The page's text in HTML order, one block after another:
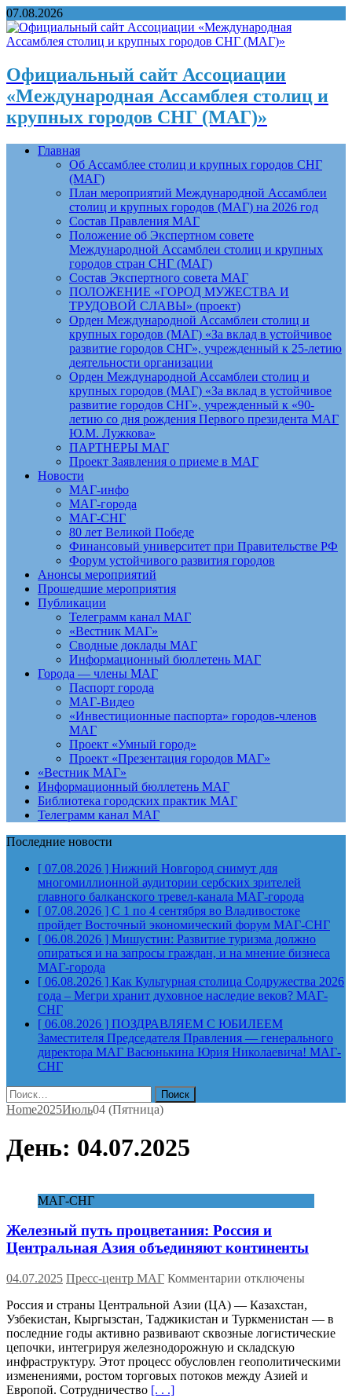
07.08.2026
Официальный сайт Ассоциации
«Международная Ассамблея столиц и
крупных городов СНГ (МАГ)»
Главная
Об Ассамблее столиц и крупных городов СНГ
(МАГ)
План мероприятий Международной Ассамблеи
столиц и крупных городов (МАГ) на 2026 год
Состав Правления МАГ
Положение об Экспертном совете
Международной Ассамблеи столиц и крупных
городов стран СНГ (МАГ)
Состав Экспертного совета МАГ
ПОЛОЖЕНИЕ «ГОРОД МУЖЕСТВА И
ТРУДОВОЙ СЛАВЫ» (проект)
Орден Международной Ассамблеи столиц и
крупных городов (МАГ) «За вклад в устойчивое
развитие городов СНГ», учрежденный к 25-летию
деятельности организации
Орден Международной Ассамблеи столиц и
крупных городов (МАГ) «За вклад в устойчивое
развитие городов СНГ», учрежденный к «90-
летию со дня рождения Первого президента МАГ
Ю.М. Лужкова»
ПАРТНЕРЫ МАГ
Проект Заявления о приеме в МАГ
Новости
МАГ-инфо
МАГ-города
МАГ-СНГ
80 лет Великой Победе
Финансовый университет при Правительстве РФ
Форум устойчивого развития городов
Анонсы мероприятий
Прошедшие мероприятия
Публикации
Телеграмм канал МАГ
«Вестник МАГ»
Сводные доклады МАГ
Информационный бюллетень МАГ
Города — члены МАГ
Паспорт города
МАГ-Видео
«Инвестиционные паспорта» городов-членов
МАГ
Проект «Умный город»
Проект «Презентация городов МАГ»
«Вестник МАГ»
Информационный бюллетень МАГ
Библиотека городских практик МАГ
Телеграмм канал МАГ
Последние новости
[ 07.08.2026 ] Нижний Новгород снимут для
многомиллионной аудитории сербских зрителей
главного балканского тревел-канала МАГ-города
[ 07.08.2026 ] С 1 по 4 сентября во Владивостоке
пройдет Восточный экономический форум МАГ-СНГ
[ 06.08.2026 ] Мишустин: Развитие туризма должно
опираться и на запросы граждан, и на мнение бизнеса
МАГ-города
[ 06.08.2026 ] Как Культурная столица Содружества 2026
года – Мегри хранит духовное наследие веков? МАГ-
СНГ
[ 06.08.2026 ] ПОЗДРАВЛЯЕМ С ЮБИЛЕЕМ
Заместителя Председателя Правления — генерального
директора МАГ Васюнькина Юрия Николаевича! МАГ-
СНГ
Найти:
Home2025Июль04 (Пятница)
День: 04.07.2025
МАГ-СНГ
Железный путь процветания: Россия и
Центральная Азия объединяют континенты
04.07.2025 Пресс-центр МАГ Комментарии к
Железный
путь
процветания:
Россия
и
Центральная
отключены
Россия и страны Центральной Азии (ЦА) — Казахстан,
Узбекистан, Кыргызстан, Таджикистан и Туркменистан — в
последние годы активно развивают сквозные логистические
цепочки, интегрируя железнодорожную и складскую
инфраструктуру. Этот процесс обусловлен геополитическими
изменениями, ростом торговых потоков между Азией и
Европой. Сотрудничество [. . .]